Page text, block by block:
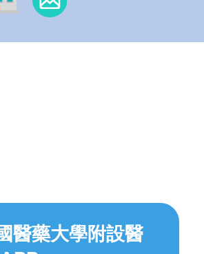
醫藥大學附設醫